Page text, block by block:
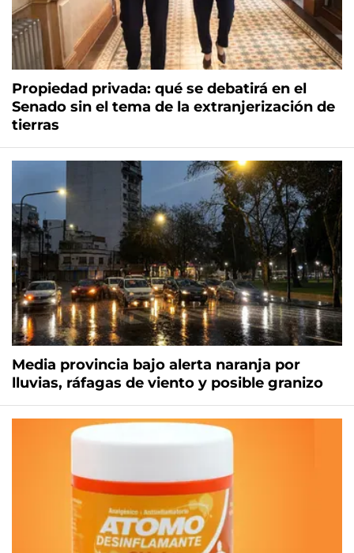
Propiedad privada: qué se debatirá en el
Senado sin el tema de la extranjerización de
tierras
Media provincia bajo alerta naranja por
lluvias, ráfagas de viento y posible granizo